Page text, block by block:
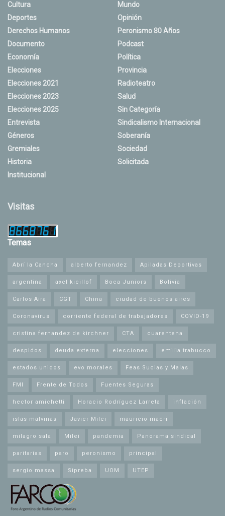
Cultura
Deportes
Derechos Humanos
Documento
Economía
Elecciones
Elecciones 2021
Elecciones 2023
Elecciones 2025
Entrevista
Géneros
Gremiales
Historia
Institucional
Mundo
Opinión
Peronismo 80 Años
Podcast
Política
Provincia
Radioteatro
Salud
Sin Categoría
Sindicalismo Internacional
Soberanía
Sociedad
Solicitada
Visitas
Temas
Abrí la Cancha alberto fernandez Apiladas Deportivas
argentina axel kicillof Boca Juniors Bolivia
Carlos Aira CGT China ciudad de buenos aires
Coronavirus corriente federal de trabajadores COVID-19
cristina fernandez de kirchner CTA cuarentena
despidos deuda externa elecciones emilia trabucco
estados unidos evo morales Feas Sucias y Malas
FMI Frente de Todos Fuentes Seguras
hector amichetti Horacio Rodríguez Larreta inflación
islas malvinas Javier Milei mauricio macri
milagro sala Milei pandemia Panorama sindical
paritarias paro peronismo principal
sergio massa Sipreba UOM UTEP